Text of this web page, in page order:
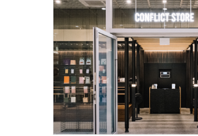
한강대로100